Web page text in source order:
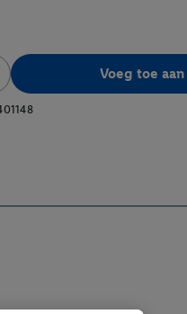
Voeg toe